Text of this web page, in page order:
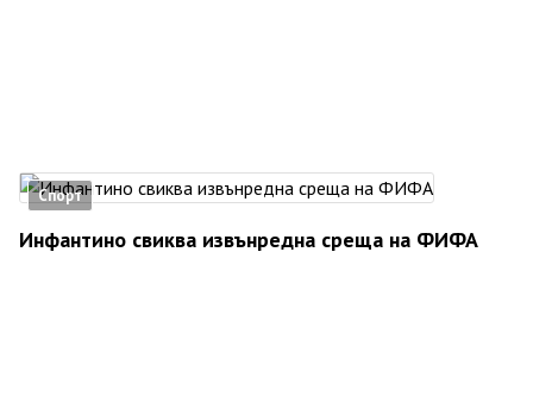
Спорт
Инфантино свиква извънредна среща на ФИФА